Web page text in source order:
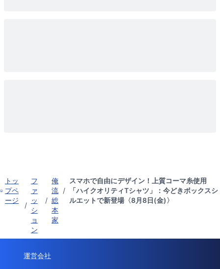
トッ
プペ
ージ
/
フ
ァ
ッ
シ
ョ
ン
/
俺
流
総
本
家
/
スマホで自由にデザイン！上質コーマ糸使用
「ハイクオリティTシャツ」：今どきボックスシ
ルエットで新登場〈8月8日(金)〉
運営会社